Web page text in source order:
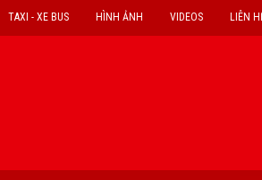
LIÊN
VIDEOS
HÌNH ẢNH
TAXI - XE BUS